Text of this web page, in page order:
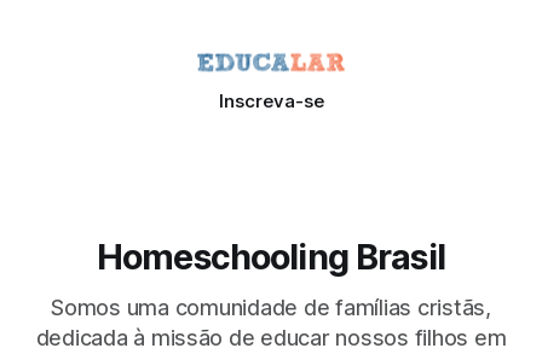
Inscreva-se
Homeschooling Brasil
Somos uma comunidade de famílias cristãs,
dedicada à missão de educar nossos filhos em